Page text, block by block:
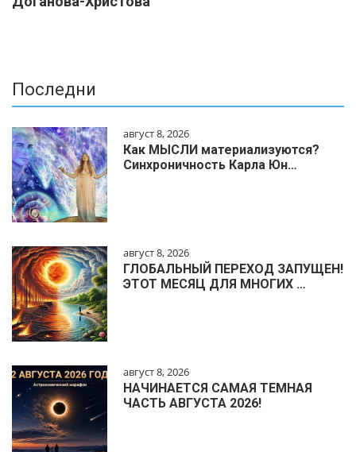
Последни
август 8, 2026
Как МЫСЛИ материализуются?
Синхроничность Карла Юн…
август 8, 2026
ГЛОБАЛЬНЫЙ ПЕРЕХОД ЗАПУЩЕН!
ЭТОТ МЕСЯЦ ДЛЯ МНОГИХ …
август 8, 2026
НАЧИНАЕТСЯ САМАЯ ТЕМНАЯ
ЧАСТЬ АВГУСТА 2026!